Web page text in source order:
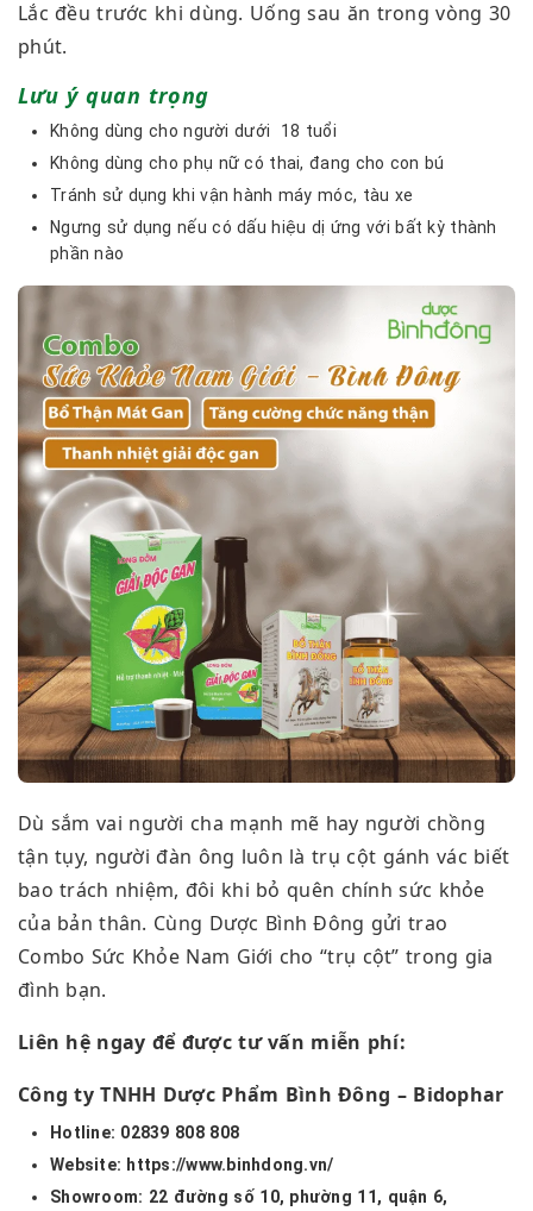
Lắc đều trước khi dùng. Uống sau ăn trong vòng 30
phút.
Lưu ý quan trọng
Không dùng cho người dưới 18 tuổi
Không dùng cho phụ nữ có thai, đang cho con bú
Tránh sử dụng khi vận hành máy móc, tàu xe
Ngưng sử dụng nếu có dấu hiệu dị ứng với bất kỳ thành
phần nào
Dù sắm vai người cha mạnh mẽ hay người chồng
tận tụy, người đàn ông luôn là trụ cột gánh vác biết
bao trách nhiệm, đôi khi bỏ quên chính sức khỏe
của bản thân. Cùng Dược Bình Đông gửi trao
Combo Sức Khỏe Nam Giới cho “trụ cột” trong gia
đình bạn.
Liên hệ ngay để được tư vấn miễn phí:
Công ty TNHH Dược Phẩm Bình Đông – Bidophar
Hotline: 02839 808 808
Website: https://www.binhdong.vn/
Showroom: 22 đường số 10, phường 11, quận 6,